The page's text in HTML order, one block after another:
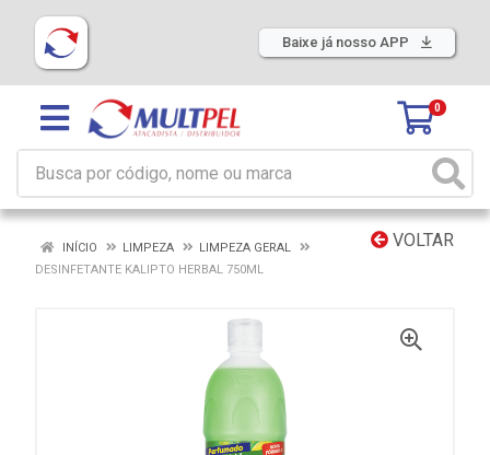
Baixe já nosso APP
0
VOLTAR
INÍCIO LIMPEZA
LIMPEZA GERAL
DESINFETANTE KALIPTO HERBAL 750ML